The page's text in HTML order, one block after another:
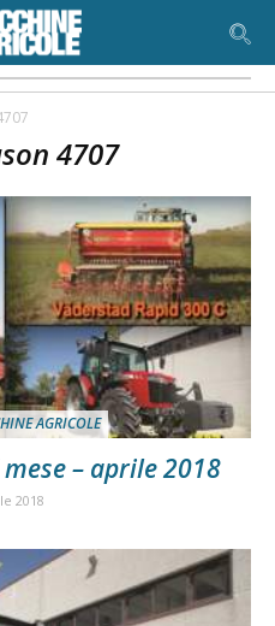
4707
AGRICOLE
– aprile 2018
2018